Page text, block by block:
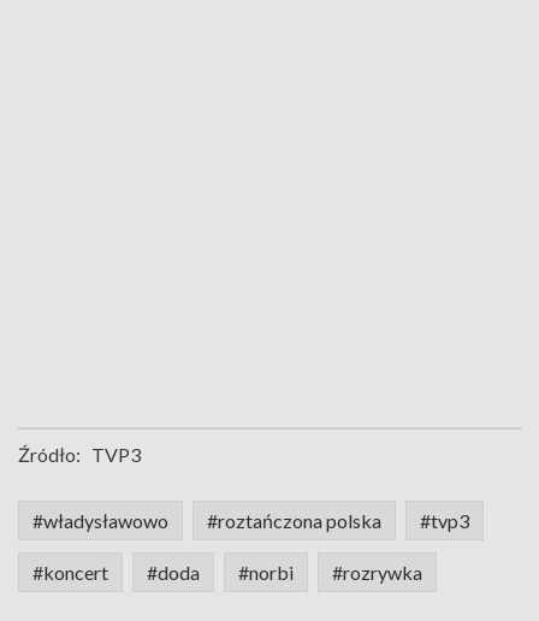
Źródło: TVP3
#władysławowo #roztańczona polska #tvp3
#koncert #doda #norbi #rozrywka